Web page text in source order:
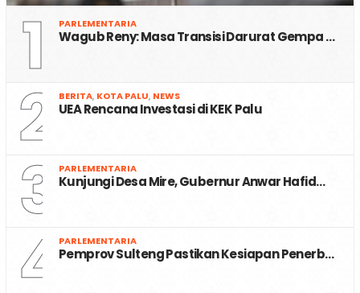
1 PARLEMENTARIA
Wagub Reny: Masa Transisi Darurat Gempa …
2 BERITA, KOTA PALU, NEWS
UEA Rencana Investasi di KEK Palu
3 PARLEMENTARIA
Kunjungi Desa Mire, Gubernur Anwar Hafid…
4 PARLEMENTARIA
Pemprov Sulteng Pastikan Kesiapan Penerb…